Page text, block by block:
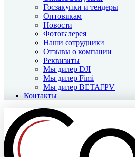
Госзакупки и тендеры
Оптовикам
Новости
Фотогалерея
Наши сотрудники
Отзывы о компании
Реквизиты
Мы дилер DJI
Мы дилер Fimi
Мы дилер BETAFPV
Контакты